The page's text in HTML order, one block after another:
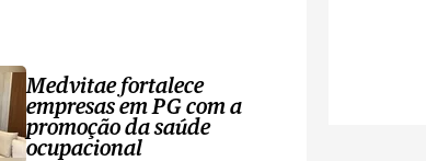
Medvitae fortalece
empresas em PG com a
promoção da saúde
ocupacional